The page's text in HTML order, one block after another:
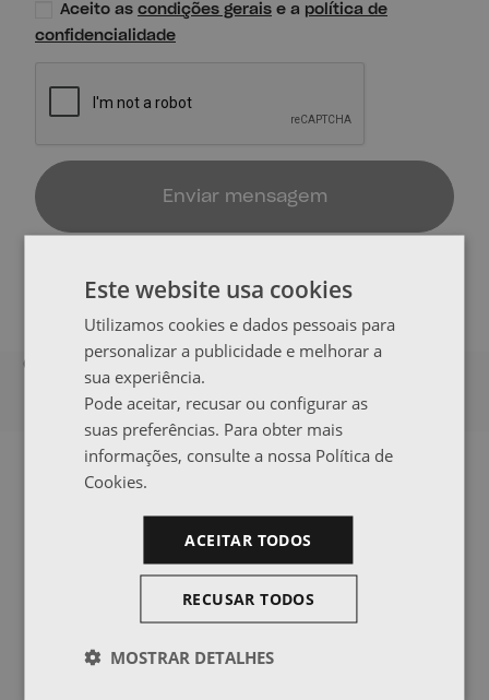
Aceito as condições gerais e a política de
confidencialidade
Enviar mensagem
O QUE DIZEM OS NOSSOS CLIENTES
Notícias diretamente da fábrica
promoções e novidades?
Este website usa cookies
Utilizamos cookies e dados pessoais para
personalizar a publicidade e melhorar a
sua experiência.
Pode aceitar, recusar ou configurar as
suas preferências. Para obter mais
informações, consulte a nossa Política de
Cookies.
ACEITAR TODOS
RECUSAR TODOS
MOSTRAR DETALHES